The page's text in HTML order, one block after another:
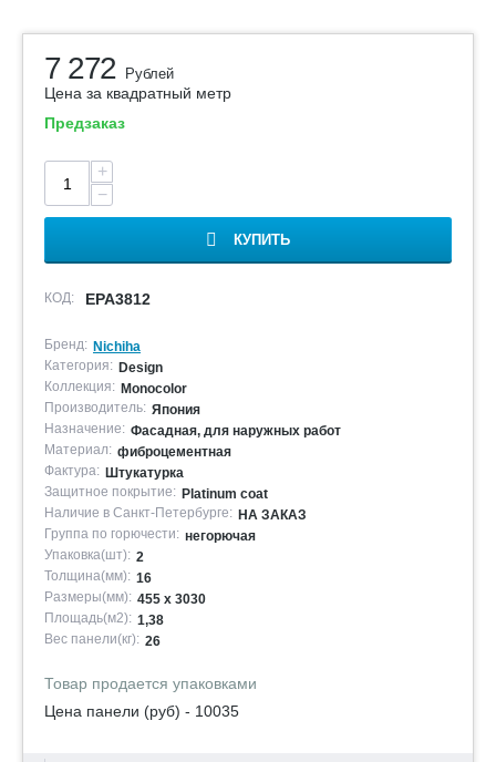
7 272 Рублей
Цена за квадратный метр
Предзаказ
+
−
КУПИТЬ
КОД: EPA3812
Бренд: Nichiha
Категория: Design
Коллекция: Monocolor
Производитель: Япония
Назначение: Фасадная, для наружных работ
Материал: фиброцементная
Фактура: Штукатурка
Защитное покрытие: Platinum coat
Наличие в Санкт-Петербурге: НА ЗАКАЗ
Группа по горючести: негорючая
Упаковка(шт): 2
Толщина(мм): 16
Размеры(мм): 455 х 3030
Площадь(м2): 1,38
Вес панели(кг): 26
Товар продается упаковками
Цена панели (руб) - 10035